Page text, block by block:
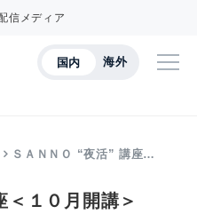
信メディア
国内 海外
ＳＡＮＮＯ “夜活” 講座…
＜１０月開講＞